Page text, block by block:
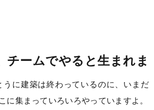
チームでやると生まれま
うに建築は終わっているのに、いまだ
に集まっていろいろやっていますよ。